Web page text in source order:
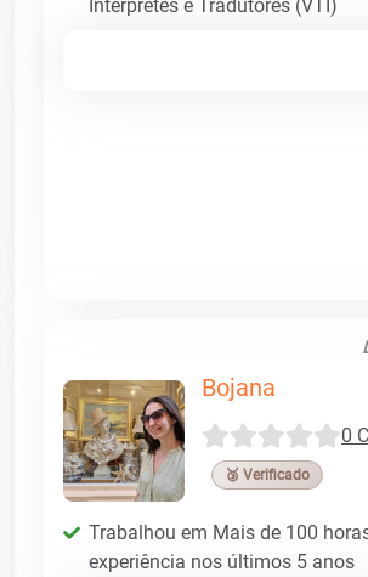
Intérpretes e Tradutores (VTI)
Bojana
0
🥉 Verificado
Trabalhou em Mais de 100
experiência nos últimos 5 anos